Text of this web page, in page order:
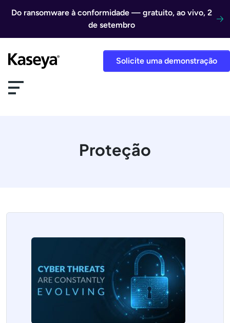
Do ransomware à conformidade — gratuito, ao vivo, 2
de setembro
Solicite uma demonstração
Proteção